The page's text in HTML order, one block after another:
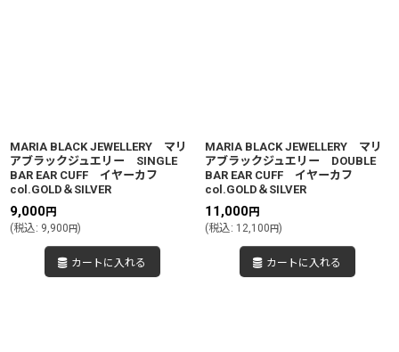
MARIA BLACK JEWELLERY マリ
アブラックジュエリー SINGLE
BAR EAR CUFF イヤーカフ
col.GOLD＆SILVER
9,000円
(税込: 9,900円)
カートに入れる
MARIA BLACK JEWELLERY マリ
アブラックジュエリー DOUBLE
BAR EAR CUFF イヤーカフ
col.GOLD＆SILVER
11,000円
(税込: 12,100円)
カートに入れる